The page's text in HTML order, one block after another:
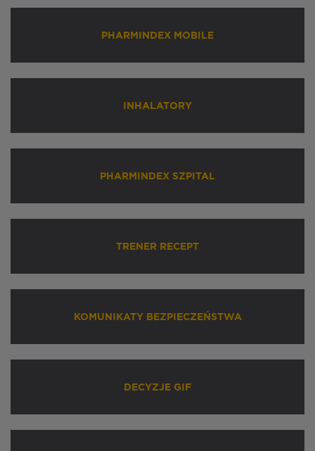
PHARMINDEX MOBILE
INHALATORY
PHARMINDEX SZPITAL
TRENER RECEPT
KOMUNIKATY BEZPIECZEŃSTWA
DECYZJE GIF